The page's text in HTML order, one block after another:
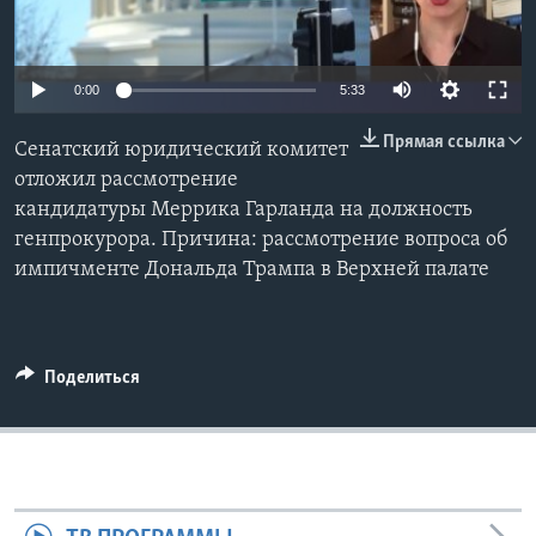
Learning English
Языки
0:00 5:33
Прямая ссылка
Сенатский юридический комитет
отложил рассмотрение
кандидатуры Меррика Гарланда на должность
генпрокурора. Причина: рассмотрение вопроса об
импичменте Дональда Трампа в Верхней палате
Поделиться